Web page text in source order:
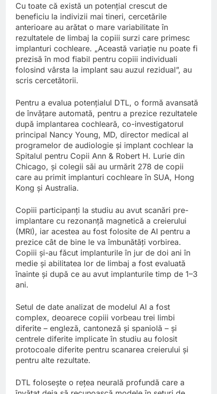
Cu toate că există un potențial crescut de
beneficiu la indivizii mai tineri, cercetările
anterioare au arătat o mare variabilitate în
rezultatele de limbaj la copiii surzi care primesc
implanturi cochleare. „Această variație nu poate fi
prezisă în mod fiabil pentru copiii individuali
folosind vârsta la implant sau auzul rezidual”, au
scris cercetătorii.
Pentru a evalua potențialul DTL, o formă avansată
de învățare automată, pentru a prezice rezultatele
după implantarea cochleară, co-investigatorul
principal Nancy Young, MD, director medical al
programelor de audiologie și implant cochlear la
Spitalul pentru Copii Ann & Robert H. Lurie din
Chicago, și colegii săi au urmărit 278 de copii
care au primit implanturi cochleare în SUA, Hong
Kong și Australia.
Copiii participanți la studiu au avut scanări pre-
implantare cu rezonanță magnetică a creierului
(MRI), iar acestea au fost folosite de AI pentru a
prezice cât de bine le va îmbunătăți vorbirea.
Copiii și-au făcut implanturile în jur de doi ani în
medie și abilitatea lor de limbaj a fost evaluată
înainte și după ce au avut implanturile timp de 1–3
ani.
Setul de date analizat de modelul AI a fost
complex, deoarece copiii vorbeau trei limbi
diferite – engleză, cantoneză și spaniolă – și
centrele diferite implicate în studiu au folosit
protocoale diferite pentru scanarea creierului și
pentru alte rezultate.
DTL folosește o rețea neurală profundă care a